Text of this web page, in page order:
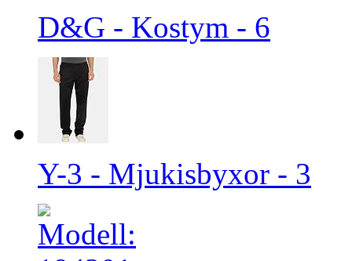
D&G - Kostym - 6
Y-3 - Mjukisbyxor - 3